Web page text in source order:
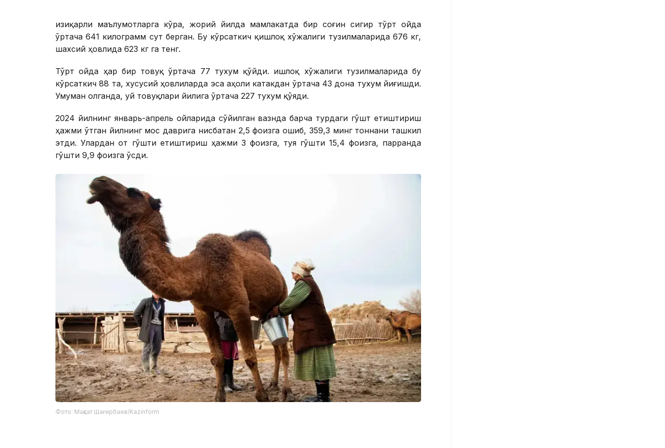
Қизиқарли маълумотларга кўра, жорий йилда мамлакатда бир соғин сигир тўрт ойда
ўртача 641 килограмм сут берган. Бу кўрсаткич қишлоқ хўжалиги тузилмаларида 676 кг,
шахсий ҳовлида 623 кг га тенг.
Тўрт ойда ҳар бир товуқ ўртача 77 тухум қўйди. Қишлоқ хўжалиги тузилмаларида бу
кўрсаткич 88 та, хусусий ҳовлиларда эса аҳоли катакдан ўртача 43 дона тухум йиғишди.
Умуман олганда, уй товуқлари йилига ўртача 227 тухум қўяди.
2024 йилнинг январь-апрель ойларида сўйилган вазнда барча турдаги гўшт етиштириш
ҳажми ўтган йилнинг мос даврига нисбатан 2,5 фоизга ошиб, 359,3 минг тоннани ташкил
этди. Улардан от гўшти етиштириш ҳажми 3 фоизга, туя гўшти 15,4 фоизга, парранда
гўшти 9,9 фоизга ўсди.
Фото: Мақсат Шағирбаев/Kazinform